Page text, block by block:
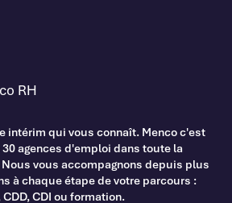
intérim qui vous connaît. Menco c'est
agences d'emploi dans toute la
Nous vous accompagnons depuis plus
à chaque étape de votre parcours :
CDI ou formation.